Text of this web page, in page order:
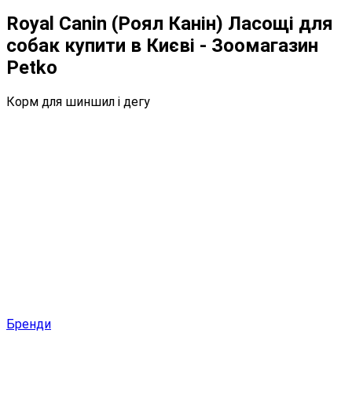
Royal Canin (Роял Канін) Ласощі для
собак купити в Києві - Зоомагазин
Petko
Корм для шиншил і дегу
Бренди